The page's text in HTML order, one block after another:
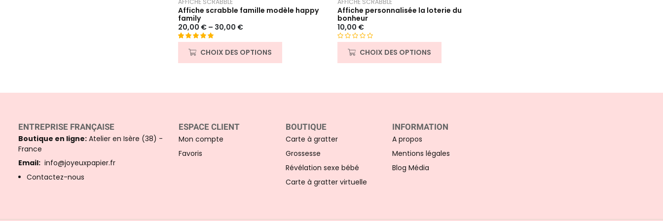
Affiche scrabble famille modèle happy
family
20,00 €– 30,00 €
Noté
sur 5 basé
sur
CHOIX DES OPTIONS
Affiche personnalisée la loterie du
bonheur
10,00 €
t
s
CHOIX DES OPTIONS
ENTREPRISE FRANÇAISE
Boutique en ligne: Atelier en Isère (38) -
France
Email: info@joyeuxpapier.fr
Contactez-nous
ESPACE CLIENT
Mon compte
Favoris
BOUTIQUE
Carte à gratter
Grossesse
Révélation sexe bébé
Carte à gratter virtuelle
INFORMATION
A propos
Mentions légales
Blog Média